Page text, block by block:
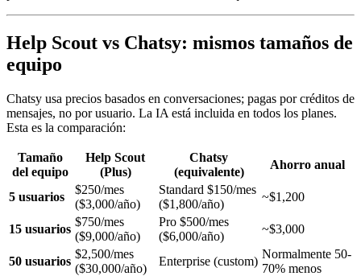
Help Scout vs Chatsy: mismos tamaños de
equipo
Chatsy usa precios basados en conversaciones; pagas por créditos de
mensajes, no por usuario. La IA está incluida en todos los planes.
Esta es la comparación:
Tamaño
del equipo
Help Scout
(Plus)
Chatsy
(equivalente)
Ahorro anual
5 usuarios
$250/mes
($3,000/año)
Standard $150/mes
($1,800/año)
~$1,200
15 usuarios
$750/mes
($9,000/año)
Pro $500/mes
($6,000/año)
~$3,000
50 usuarios
$2,500/mes
($30,000/año)
Enterprise (custom)
Normalmente 50-
70% menos